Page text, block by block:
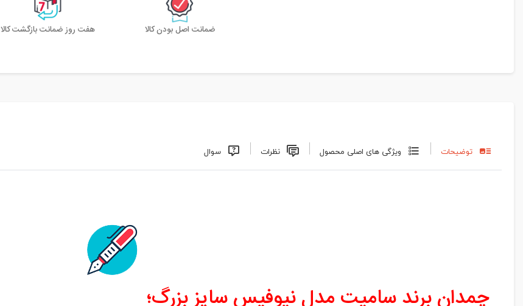
ضمانت اصل بودن کالا هفت روز ضمانت بازگشت کالا
توضیحات ویژگی های اصلی محصول نظرات سوال
چمدان برند سامیت مدل نیوفیس سایز بزرگ؛